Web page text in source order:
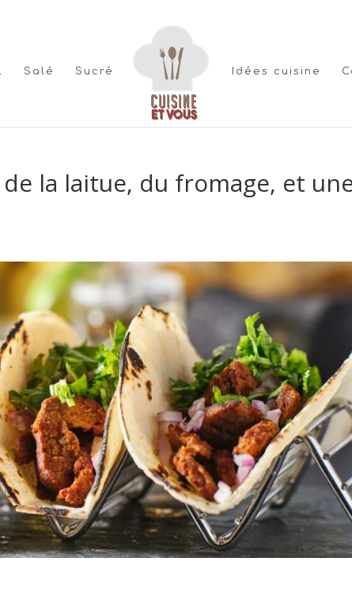
Salé Sucré Idées cuisine
la laitue, du fromage, et